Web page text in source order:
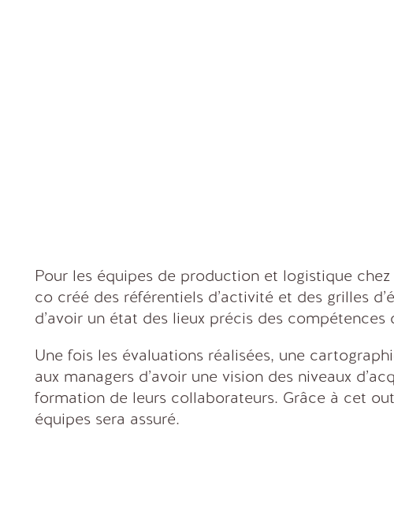
Pour les équipes de production et logistique chez
co créé des référentiels d’activité et des grilles
d’avoir un état des lieux précis des compétences
Une fois les évaluations réalisées, une
aux managers d’avoir une vision des niveaux
formation de leurs collaborateurs. Grâce à cet
équipes sera assuré.